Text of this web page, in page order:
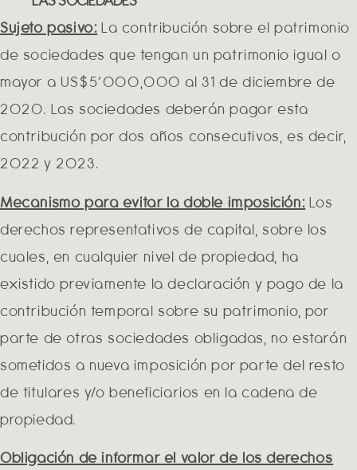
Sujeto pasivo: La contribución sobre el patrimonio
de sociedades que tengan un patrimonio igual o
mayor a US$5’000,000 al 31 de diciembre de
2020. Las sociedades deberán pagar esta
contribución por dos años consecutivos, es decir,
2022 y 2023.
Mecanismo para evitar la doble imposición: Los
derechos representativos de capital, sobre los
cuales, en cualquier nivel de propiedad, ha
existido previamente la declaración y pago de la
contribución temporal sobre su patrimonio, por
parte de otras sociedades obligadas, no estarán
sometidos a nueva imposición por parte del resto
de titulares y/o beneficiarios en la cadena de
propiedad.
Obligación de informar el valor de los derechos